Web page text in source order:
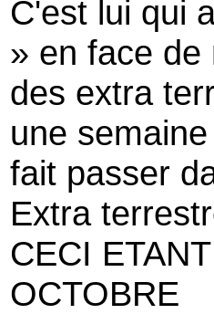
C'est lui qui
» en face de
des extra
une
fait passer
Extra
CECI
OCTOBRE